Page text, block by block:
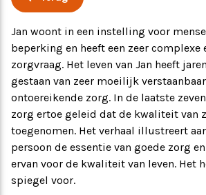
Ervaringsverhalen
Symposium
Producten
Toekomstvisie
EVB+ in beeld!
Partners
Jan woont in een instelling voor
beperking en heeft een zeer complexe
zorgvraag. Het leven van Jan heeft
gestaan van zeer moeilijk
ontoereikende zorg. In de laatste
zorg ertoe geleid dat de kwaliteit van
toegenomen. Het verhaal illustreert
persoon de essentie van goede zorg
ervan voor de kwaliteit van leven. Het
spiegel voor.